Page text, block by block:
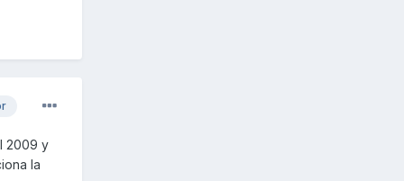
2009 y
la